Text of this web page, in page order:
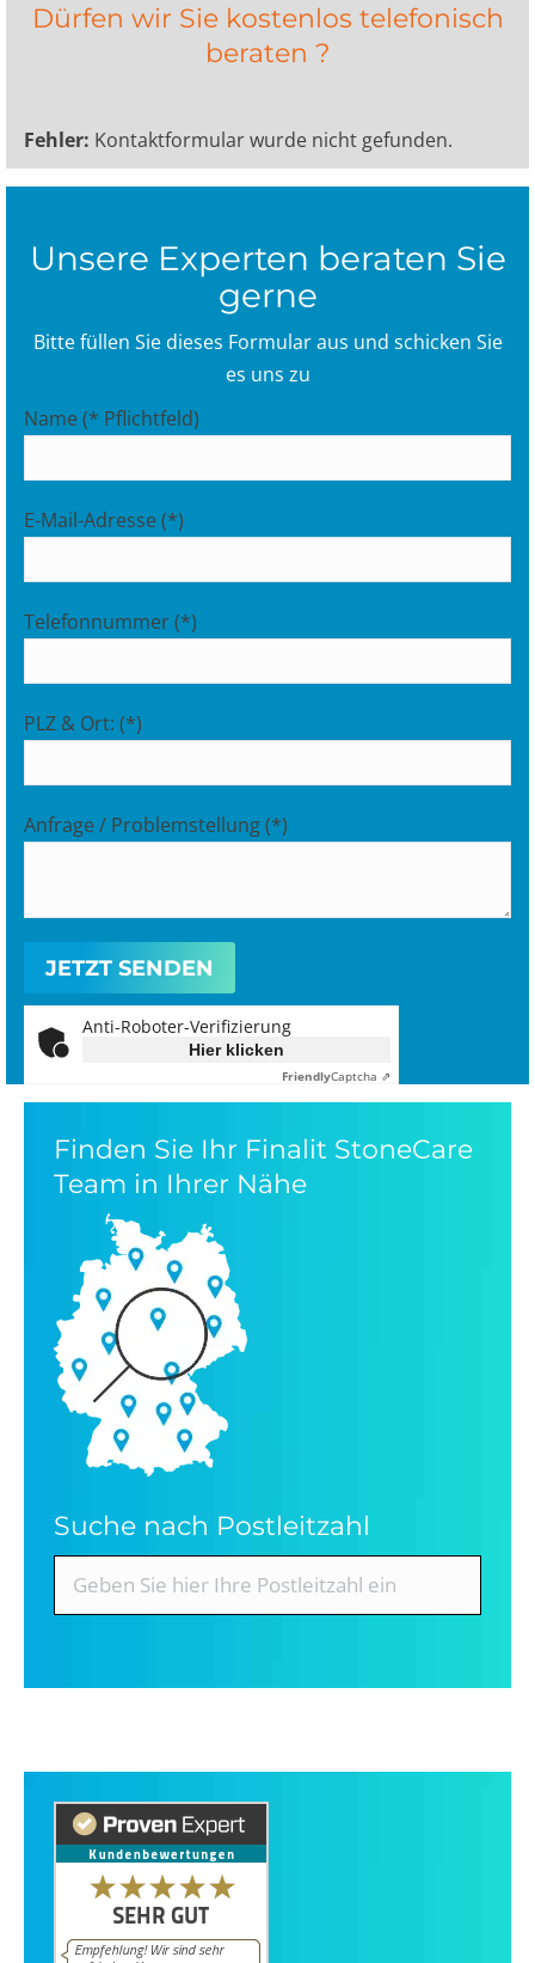
Dürfen wir Sie kostenlos telefonisch
beraten ?
Fehler: Kontaktformular wurde nicht gefunden.
Unsere Experten beraten Sie
gerne
Bitte füllen Sie dieses Formular aus und schicken Sie
es uns zu
Name (* Pflichtfeld)
E-Mail-Adresse (*)
Telefonnummer (*)
PLZ & Ort: (*)
Anfrage / Problemstellung (*)
Anti-Roboter-Verifizierung
Hier klicken
FriendlyCaptcha ⇗
Finden Sie Ihr Finalit StoneCare
Team in Ihrer Nähe
Suche nach Postleitzahl